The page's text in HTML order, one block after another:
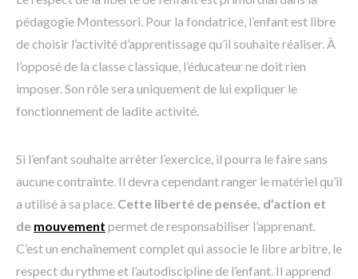
pédagogie Montessori. Pour la fondatrice, l’enfant est libre
de choisir l’activité d’apprentissage qu’il souhaite réaliser. À
l’opposé de la classe classique, l’éducateur ne doit rien
imposer. Son rôle sera uniquement de lui expliquer le
fonctionnement de ladite activité.
Si l’enfant souhaite arrêter l’exercice, il pourra le faire sans
aucune contrainte. Il devra cependant ranger le matériel qu’il
a utilisé à sa place. Cette liberté de pensée, d’action et
de mouvement permet de responsabiliser l’apprenant.
C’est un enchaînement complet qui associe le libre arbitre, le
respect du rythme et l’autodiscipline de l’enfant. Il apprend